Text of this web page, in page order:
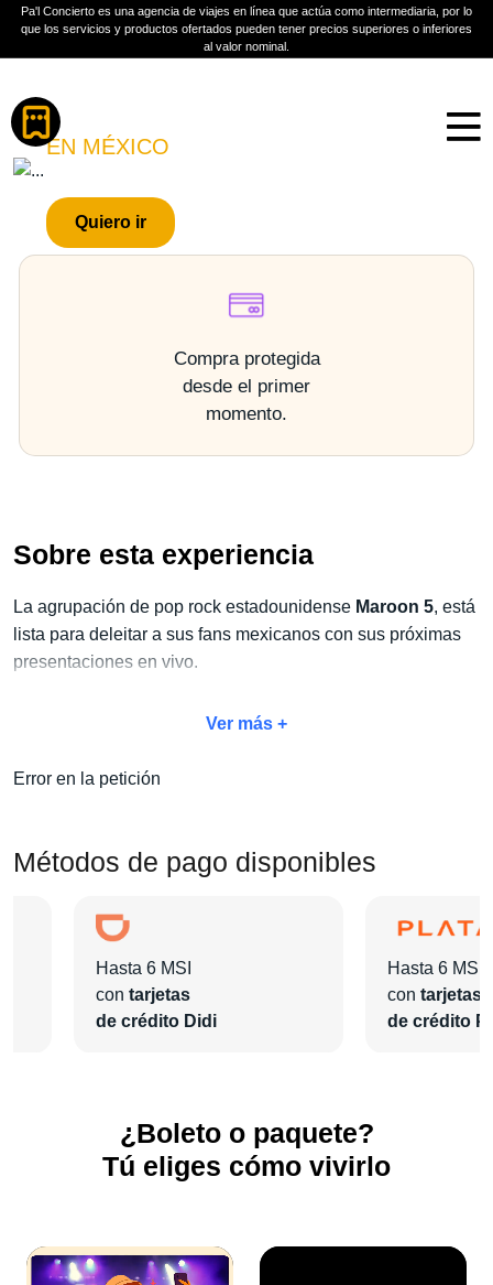
Pa'l Concierto es una agencia de viajes en línea que actúa como intermediaria, por lo
que los servicios y productos ofertados pueden tener precios superiores o inferiores
al valor nominal.
Boletos
MAROON 5
EN MÉXICO
Quiero ir
Compra protegida
desde el primer
momento.
Sobre esta experiencia
La agrupación de pop rock estadounidense Maroon 5, está
lista para deleitar a sus fans mexicanos con sus próximas
presentaciones en vivo.
No dejes pasar la oportunidad de vivir este espectáculo
+ Hotel. Con este paquete, no solo disfrutarás del concierto,
desayunos y mucho más.
Elige tu categoría de boleto favorita, selecciona el hotel que
más te guste y agrega las actividades extras que desees.
Pa'l Conciertonos encargaremos de todo para que
vivas una grata experiencia!
Ver más +
Error en la petición
Métodos de pago disponibles
Hasta 6 MSI
con tarjetas
de crédito Didi
Hasta 6 MSI
con tarjetas
de crédito
¿Boleto o paquete?
Tú eliges cómo vivirlo